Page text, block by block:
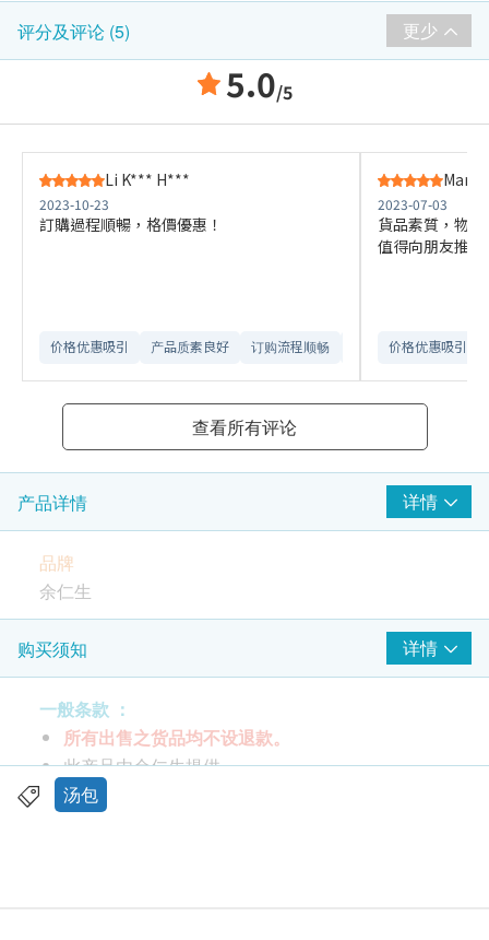
评分及评论 (5) 更少
5.0/5
Li K*** H***
2023-10-23
訂購過程順暢，格價優惠！
价格优惠吸引 产品质素良好 订购流程顺畅 网站介面易用
Man
2023-07-03
貨品素質，物
值得向朋友推薦
价格优惠吸引
查看所有评论
产品详情 详情
品牌
余仁生
包装规格
每盒1包/ 每包400克
特性及功效
余仁生花胶响螺元贝猪腱汤，补肾、养颜，适合美
肌族。真材实料，加热即饮，方便快捷。产品无添
购买须知 详情
一般条款 ：
所有出售之货品均不设退款。
此产品由余仁生提供。
如有任何争议，余仁生及健康网购health.ESDlife
汤包